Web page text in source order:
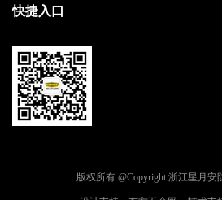
社会责任
商用门
公司新闻
专题信息
快捷入口
联系我们
天猫商城
版权所有 @Copyright 浙江星月安